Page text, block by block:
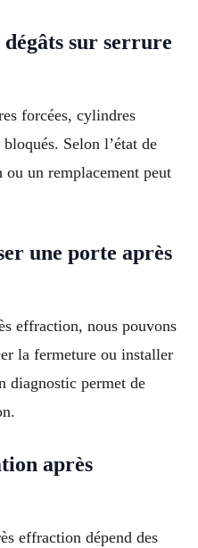
dégâts sur serrure
forcées, cylindres
Selon l’état de
ou un remplacement peut
une porte après
effraction, nous pouvons
la fermeture ou installer
diagnostic permet de
après
effraction dépend des